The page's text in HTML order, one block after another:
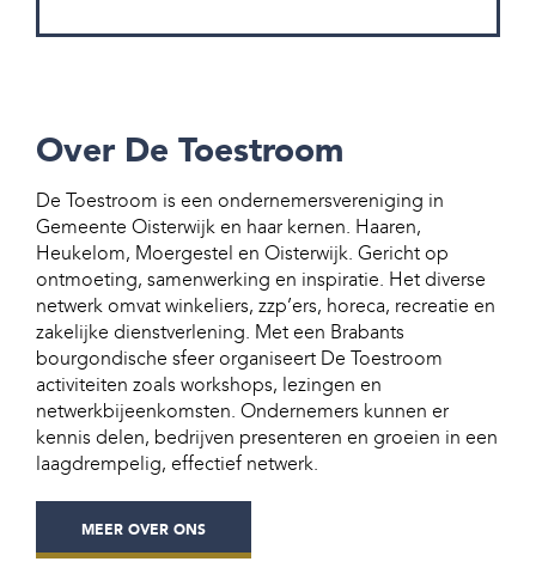
Over De Toestroom
De Toestroom is een ondernemersvereniging in
Gemeente Oisterwijk en haar kernen. Haaren,
Heukelom, Moergestel en Oisterwijk. Gericht op
ontmoeting, samenwerking en inspiratie. Het diverse
netwerk omvat winkeliers, zzp’ers, horeca, recreatie en
zakelijke dienstverlening. Met een Brabants
bourgondische sfeer organiseert De Toestroom
activiteiten zoals workshops, lezingen en
netwerkbijeenkomsten. Ondernemers kunnen er
kennis delen, bedrijven presenteren en groeien in een
laagdrempelig, effectief netwerk.
MEER OVER ONS